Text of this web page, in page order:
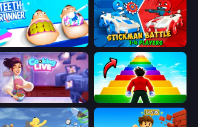
Teeth Runner Stickman battle 1-4 Players
Cooking Live Obby Highest Jump Ever